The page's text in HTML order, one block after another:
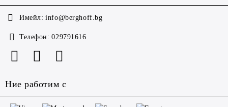
Имейл: info@berghoff.bg
Телефон: 029791616
Ние работим с